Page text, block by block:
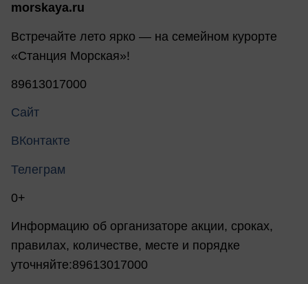
morskaya.ru
Встречайте лето ярко — на семейном курорте
«Станция Морская»!
89613017000
Сайт
ВКонтакте
Телеграм
0+
Информацию об организаторе акции, сроках,
правилах, количестве, месте и порядке
уточняйте:89613017000